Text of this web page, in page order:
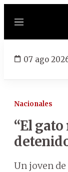
Menú
07 ago
Nacionales
“El gato
Un joven de